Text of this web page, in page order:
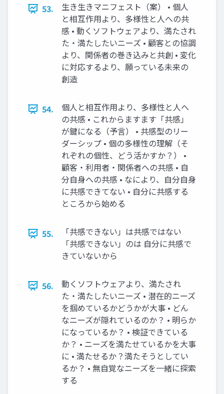
53.
生き生きマニフェスト（案） • 個人
と相互作用より、多様性と人への共
感 • 動くソフトウェアより、満たされ
た・満たしたいニーズ • 顧客との協調
より、関係者の巻き込みと共創 • 変化
に対応するより、願っている未来の
創造
54.
個人と相互作用より、多様性と人へ
の共感 • これからますます「共感」
が鍵になる（予言） • 共感型のリー
ダーシップ • 個の多様性の理解（そ
れぞれの個性、どう活かすか？） •
顧客・利用者・関係者への共感 • 自
分自身への共感 • なにより、自分自身
に共感できてない • 自分に共感する
ところから始める
55.
「共感できない」は共感ではない
「共感できない」のは 自分に共感で
きていないから
56.
動くソフトウェアより、満たされ
た・満たしたいニーズ • 潜在的ニーズ
を掴めているかどうかが大事 • どん
なニーズが隠れているのか？ • 明らか
になっているか？ • 検証できている
か？ • ニーズを満たせているかを大事
に • 満たせるか？満たそうとしてい
るか？ • 無自覚なニーズを一緒に探索
する